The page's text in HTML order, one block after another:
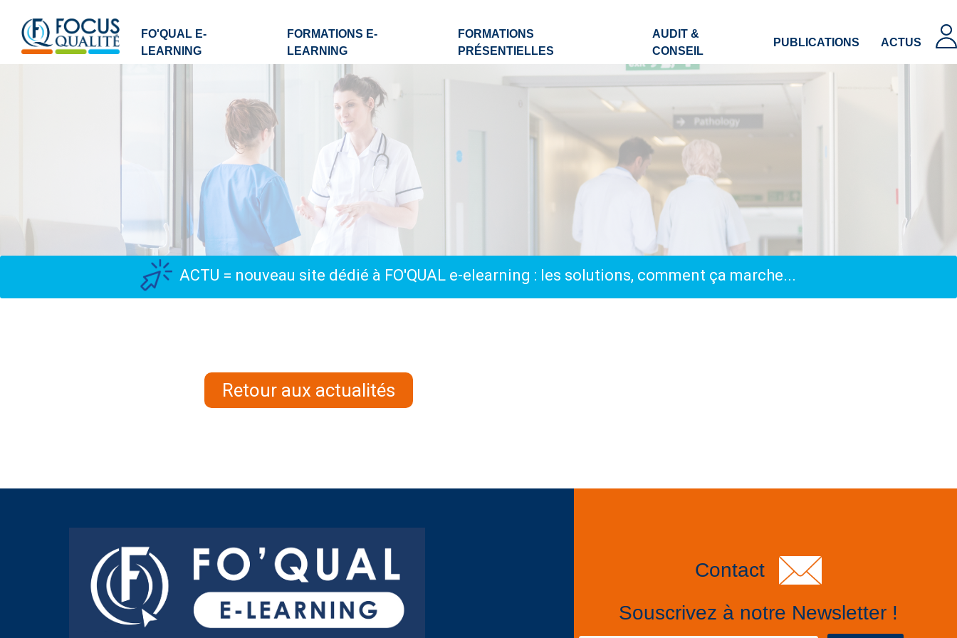
FO'QUAL E-
LEARNING
FORMATIONS E-
LEARNING
FORMATIONS
PRÉSENTIELLES
AUDIT &
CONSEIL
PUBLICATIONS ACTUS
ACTU = nouveau site dédié à FO'QUAL e-elearning : les solutions, comment ça marche...
Retour aux actualités
Contact
Souscrivez à notre Newsletter !